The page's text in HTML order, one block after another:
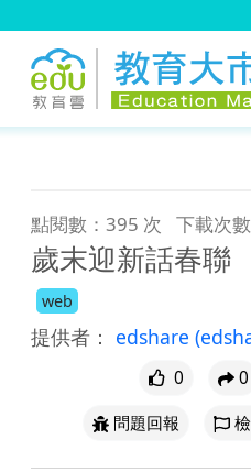
點閱數：395 次 下載次
歲末迎新話春聯
web
提供者： edshare
0 0
問題回報